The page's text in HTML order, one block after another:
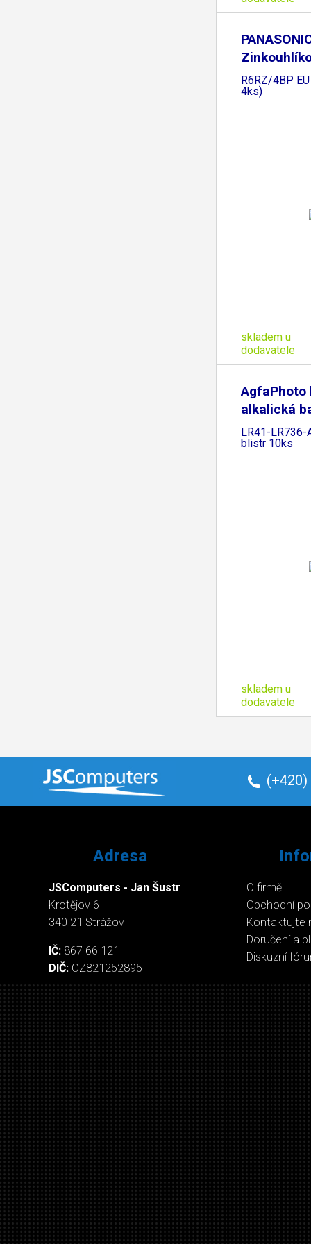
Red Zinc
R6RZ/4BP
4ks)
skladem u
dodavatele
AgfaPhoto
alkalická
LR41-LR736-
blistr 10ks
skladem u
dodavatele
(+420)
Adresa
JSComputers - Jan Šustr
Krotějov 6
340 21 Strážov
IČ: 867 66 121
DIČ: CZ821252895
O firmě
Obchodní
Kontaktujte
Doručení a
Diskuzní